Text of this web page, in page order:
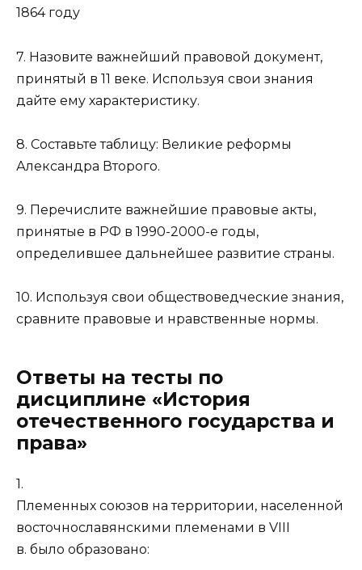
1864 году
7. Назовите важнейший правовой документ,
принятый в 11 веке. Используя свои знания
дайте ему характеристику.
8. Составьте таблицу: Великие реформы
Александра Второго.
9. Перечислите важнейшие правовые акты,
принятые в РФ в 1990-2000-е годы,
определившее дальнейшее развитие страны.
10. Используя свои обществоведческие знания,
сравните правовые и нравственные нормы.
Ответы на тесты по
дисциплине «История
отечественного государства и
права»
1.
Племенных союзов на территории, населенной
восточнославянскими племенами в VIII
в. было образовано: